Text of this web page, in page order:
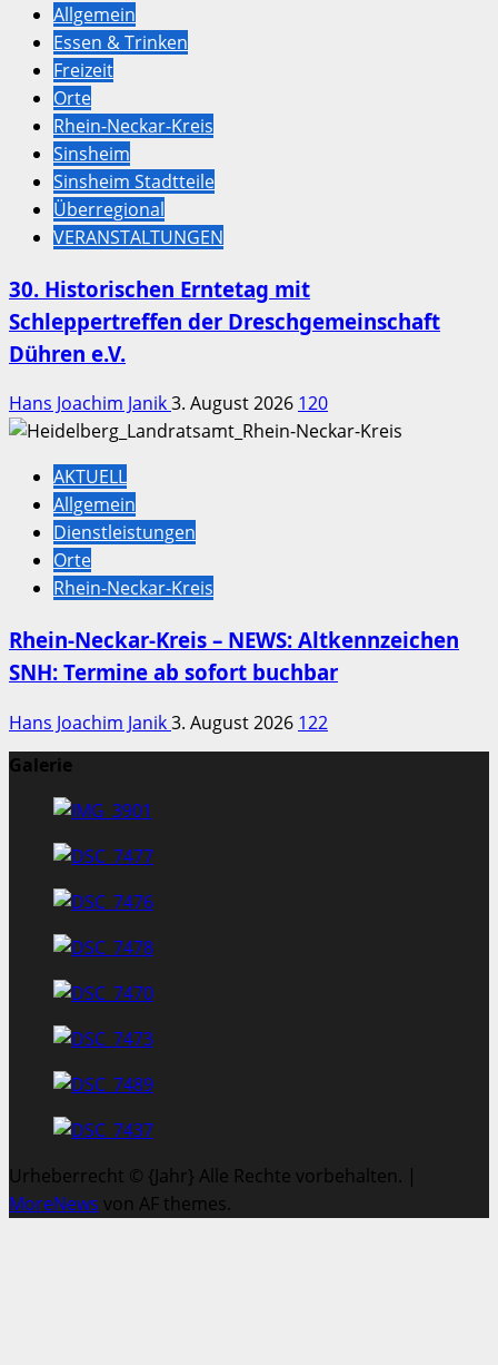
Allgemein
Essen & Trinken
Freizeit
Orte
Rhein-Neckar-Kreis
Sinsheim
Sinsheim Stadtteile
Überregional
VERANSTALTUNGEN
30. Historischen Erntetag mit
Schleppertreffen der Dreschgemeinschaft
Dühren e.V.
Hans Joachim Janik3. August 2026 120
AKTUELL
Allgemein
Dienstleistungen
Orte
Rhein-Neckar-Kreis
Rhein-Neckar-Kreis – NEWS: Altkennzeichen
SNH: Termine ab sofort buchbar
Hans Joachim Janik3. August 2026 122
Galerie
Urheberrecht © {Jahr} Alle Rechte vorbehalten. |
MoreNews von AF themes.